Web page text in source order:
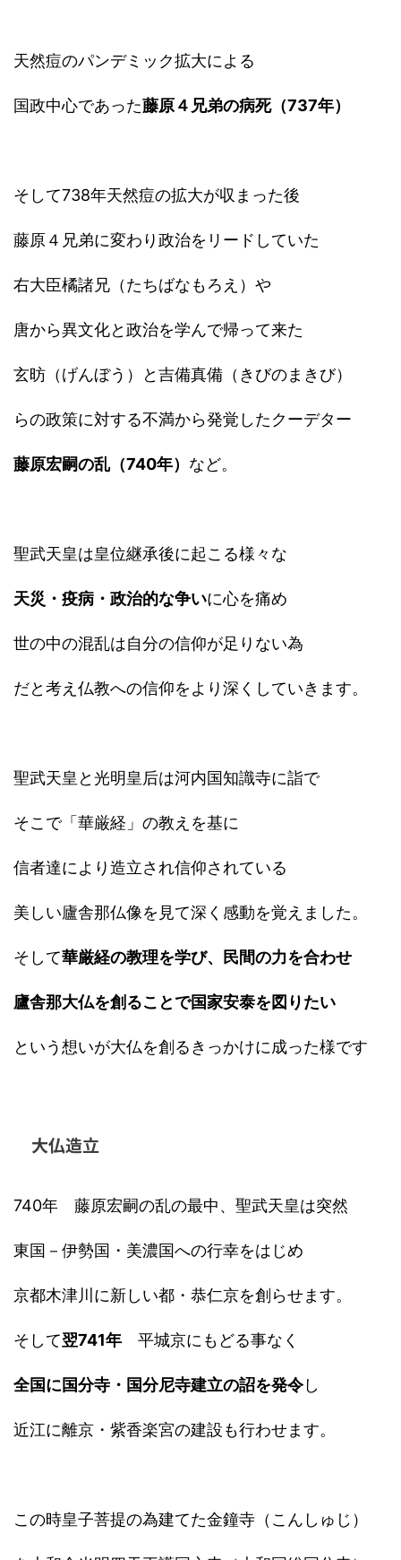
天然痘のパンデミック拡大による
国政中心であった藤原４兄弟の病死（737年）
そして738年天然痘の拡大が収まった後
藤原４兄弟に変わり政治をリードしていた
右大臣橘諸兄（たちばなもろえ）や
唐から異文化と政治を学んで帰って来た
玄昉（げんぼう）と吉備真備（きびのまきび）
らの政策に対する不満から発覚したクーデター
藤原宏嗣の乱（740年） など。
聖武天皇は皇位継承後に起こる様々な
天災・疫病・政治的な争いに心を痛め
世の中の混乱は自分の信仰が足りない為
だと考え仏教への信仰をより深くしていきます。
聖武天皇と光明皇后は河内国知識寺に詣で
そこで「華厳経」の教えを基に
信者達により造立され信仰されている
美しい廬舎那仏像を見て深く感動を覚えました。
そして華厳経の教理を学び、民間の力を合わせ
廬舎那大仏を創ることで国家安泰を図りたい
という想いが大仏を創るきっかけに成った様です
大仏造立
740年 藤原宏嗣の乱の最中、聖武天皇は突然
東国－伊勢国・美濃国への行幸をはじめ
京都木津川に新しい都・恭仁京を創らせます。
そして翌741年 平城京にもどる事なく
全国に国分寺・国分尼寺建立の詔を発令し
近江に離京・紫香楽宮の建設も行わせます。
この時皇子菩提の為建てた金鐘寺（こんしゅじ）